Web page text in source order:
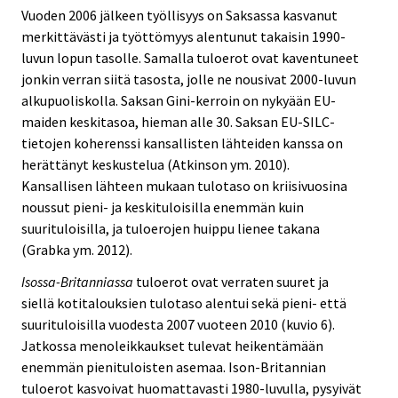
Vuoden 2006 jälkeen työllisyys on Saksassa kasvanut
merkittävästi ja työttömyys alentunut takaisin 1990-
luvun lopun tasolle. Samalla tuloerot ovat kaventuneet
jonkin verran siitä tasosta, jolle ne nousivat 2000-luvun
alkupuoliskolla. Saksan Gini-kerroin on nykyään EU-
maiden keskitasoa, hieman alle 30. Saksan EU-SILC-
tietojen koherenssi kansallisten lähteiden kanssa on
herättänyt keskustelua (Atkinson ym. 2010).
Kansallisen lähteen mukaan tulotaso on kriisivuosina
noussut pieni- ja keskituloisilla enemmän kuin
suurituloisilla, ja tuloerojen huippu lienee takana
(Grabka ym. 2012).
Isossa-Britanniassa tuloerot ovat verraten suuret ja
siellä kotitalouksien tulotaso alentui sekä pieni- että
suurituloisilla vuodesta 2007 vuoteen 2010 (kuvio 6).
Jatkossa menoleikkaukset tulevat heikentämään
enemmän pienituloisten asemaa. Ison-Britannian
tuloerot kasvoivat huomattavasti 1980-luvulla, pysyivät